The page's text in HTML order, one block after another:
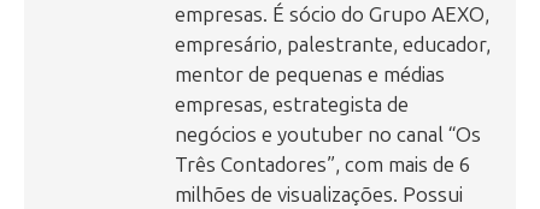
empresas. É sócio do Grupo AEXO,
empresário, palestrante, educador,
mentor de pequenas e médias
empresas, estrategista de
negócios e youtuber no canal “Os
Três Contadores”, com mais de 6
milhões de visualizações. Possui